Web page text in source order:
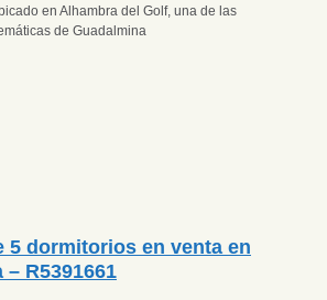
en Alhambra del Golf, una de las
de Guadalmina
5 dormitorios en venta en
R5391661